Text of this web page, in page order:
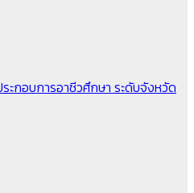
ะกอบการอาชีวศึกษา ระดับจังหวัด